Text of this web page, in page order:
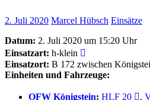
2. Juli 2020 Marcel Hübsch Einsätze
Datum: 2. Juli 2020 um 15:20 Uhr
Einsatzart: h-klein
Einsatzort: B 172 zwischen
Einheiten und Fahrzeuge:
OFW Königstein: HLF 20 ,